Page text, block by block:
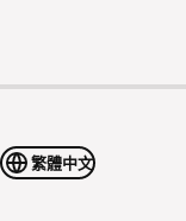
繁體中文